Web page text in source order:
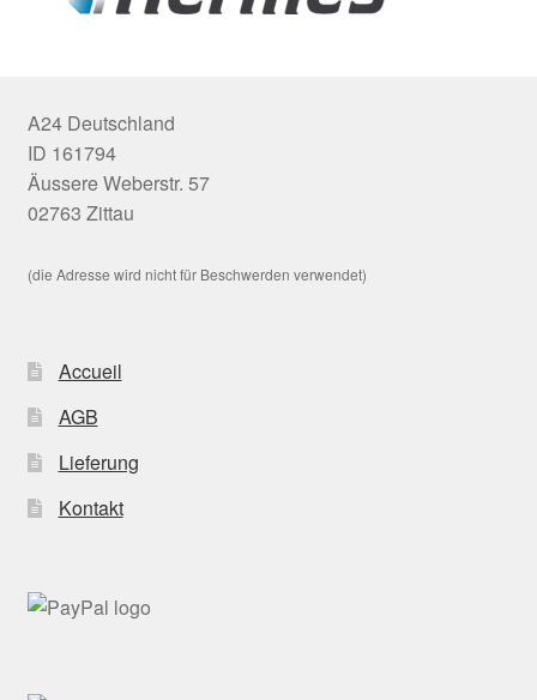
A24 Deutschland
ID 161794
Äussere Weberstr. 57
02763 Zittau
(die Adresse wird nicht für Beschwerden verwendet)
Accueil
AGB
Lieferung
Kontakt